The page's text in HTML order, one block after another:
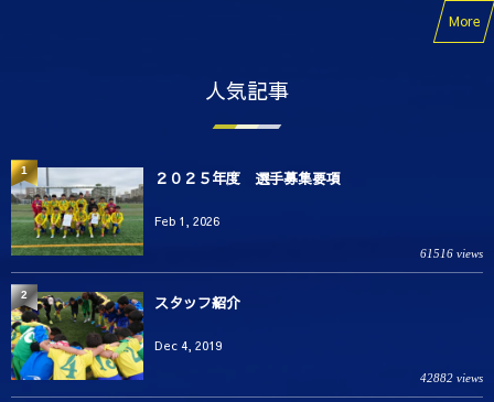
More
人気記事
２０２５年度 選手募集要項
Feb 1, 2026
61516 views
1
スタッフ紹介
Dec 4, 2019
42882 views
2